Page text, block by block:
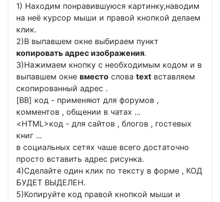
1) Находим понравившуюся картинку,наводим
на неё курсор мыши и правой кнопкой делаем
клик.
2)В выпавшем окне выбираем пункт
копировать адрес изображения.
3)Нажимаем кнопку с необходимым кодом и в
выпавшем окне вместо слова text вставляем
скопированный адрес .
[BB] код - применяют для форумов ,
комментов , общении в чатах ...
<HTML>код - для сайтов , блогов , гостевых
книг ...
в социальных сетях чаше всего достаточно
просто вставить адрес рисунка.
4)Сделайте один клик по тексту в форме , КОД
БУДЕТ ВЫДЕЛЕН.
5)Копируйте код правой кнопкой мыши и